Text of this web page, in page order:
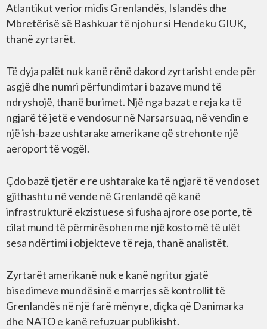
Atlantikut verior midis Grenlandës, Islandës dhe
Mbretërisë së Bashkuar të njohur si Hendeku GIUK,
thanë zyrtarët.
Të dyja palët nuk kanë rënë dakord zyrtarisht ende për
asgjë dhe numri përfundimtar i bazave mund të
ndryshojë, thanë burimet. Një nga bazat e reja ka të
ngjarë të jetë e vendosur në Narsarsuaq, në vendin e
një ish-baze ushtarake amerikane që strehonte një
aeroport të vogël.
Çdo bazë tjetër e re ushtarake ka të ngjarë të vendoset
gjithashtu në vende në Grenlandë që kanë
infrastrukturë ekzistuese si fusha ajrore ose porte, të
cilat mund të përmirësohen me një kosto më të ulët
sesa ndërtimi i objekteve të reja, thanë analistët.
Zyrtarët amerikanë nuk e kanë ngritur gjatë
bisedimeve mundësinë e marrjes së kontrollit të
Grenlandës në një farë mënyre, diçka që Danimarka
dhe NATO e kanë refuzuar publikisht.